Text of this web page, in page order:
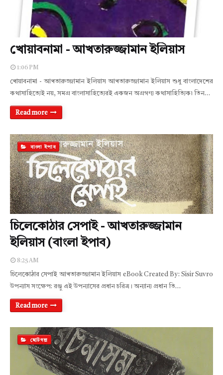
খোয়াবনামা - আখতারুজ্জামান ইলিয়াস
1:06 PM
খোয়াবনামা - আখতারুজ্জামান ইলিয়াস আখতারুজ্জামান ইলিয়াস শুধু বাংলাদেশের
কথাসাহিত্যেই নয়, সমগ্র বাংলাসাহিত্যেরই একজন অগ্রগণ্য কথাসাহিত্যিক৷ তিন…
Read more
বাংলা ইপাব
চিলেকোঠার সেপাই - আখতারুজ্জামান
ইলিয়াস (বাংলা ইপাব)
8:25 AM
চিলেকোঠার সেপাই আখতারুজ্জামান ইলিয়াস eBook Created By : Sisir Suvro
উপন্যাস সংক্ষেপ: রঞ্জু এই উপন্যাসের প্রধান চরিত্র। অন্যান্য প্রধান তি…
Read more
ছোটগল্প